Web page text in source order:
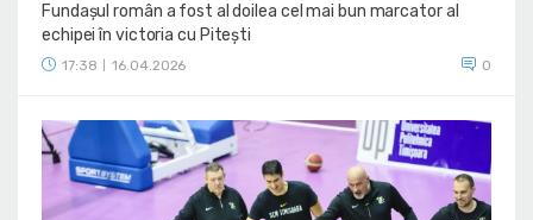
Fundașul român a fost al doilea cel mai bun marcator al
echipei în victoria cu Pitești
17:38 16.04.2026 0